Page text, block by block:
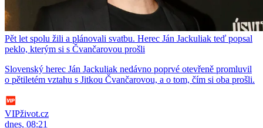
Pět let spolu žili a plánovali svatbu. Herec Ján Jackuliak teď popsal
peklo, kterým si s Čvančarovou prošli
Slovenský herec Ján Jackuliak nedávno poprvé otevřeně promluvil
o pětiletém vztahu s Jitkou Čvančarovou, a o tom, čím si oba prošli.
VIPživot.cz
dnes, 08:21